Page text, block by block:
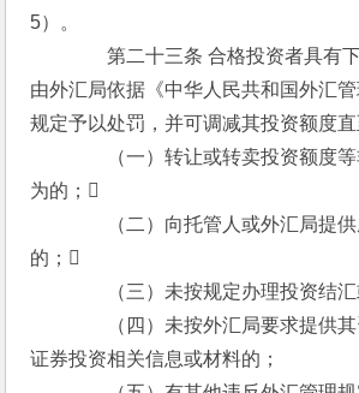
5）。
第二十三条 合格投资者具有下
由外汇局依据《中华人民共和国外汇
规定予以处罚，并可调减其投资额度直
（一）转让或转卖投资额度等
为的；
（二）向托管人或外汇局提供
的；
（三）未按规定办理投资结汇或
（四）未按外汇局要求提供其
证券投资相关信息或材料的；